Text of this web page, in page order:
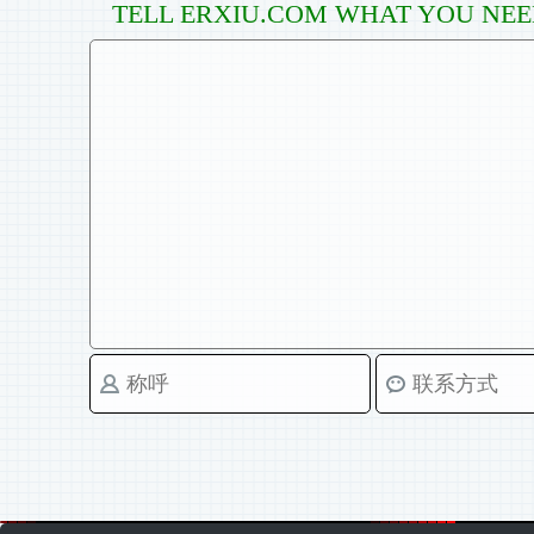
TELL ERXIU.COM WHAT YOU